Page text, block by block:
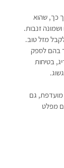
כך, שהוא
זנבות.
מזל טוב.
בהם לספק
בטיחות
מועדפת, גם
מפלט